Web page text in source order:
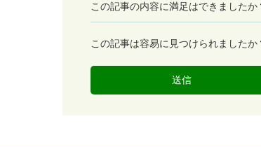
満
足
この記事の内容に満足はできました
容
この記事は容易に見つけられました